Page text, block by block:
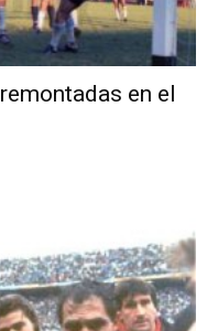
en el